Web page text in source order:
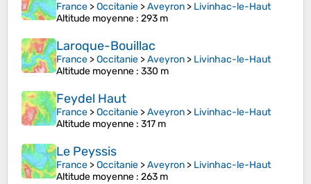
France >Occitanie >Aveyron > Livinhac-le-Haut
Altitude moyenne : 293 m
Laroque-Bouillac
France >Occitanie >Aveyron > Livinhac-le-Haut
Altitude moyenne : 330 m
Feydel Haut
France >Occitanie >Aveyron > Livinhac-le-Haut
Altitude moyenne : 317 m
Le Peyssis
France >Occitanie >Aveyron > Livinhac-le-Haut
Altitude moyenne : 263 m